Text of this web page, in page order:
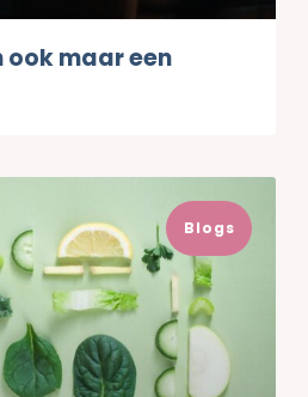
ook maar een
Blogs